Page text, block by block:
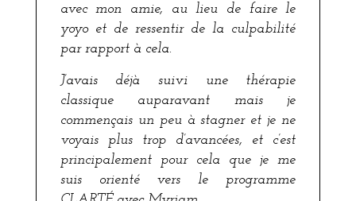
avec mon amie, au lieu de faire le
yoyo et de ressentir de la culpabilité
par rapport à cela.
J’avais déjà suivi une thérapie
classique auparavant mais je
commençais un peu à stagner et je ne
voyais plus trop d’avancées, et c’est
principalement pour cela que je me
suis orienté vers le programme